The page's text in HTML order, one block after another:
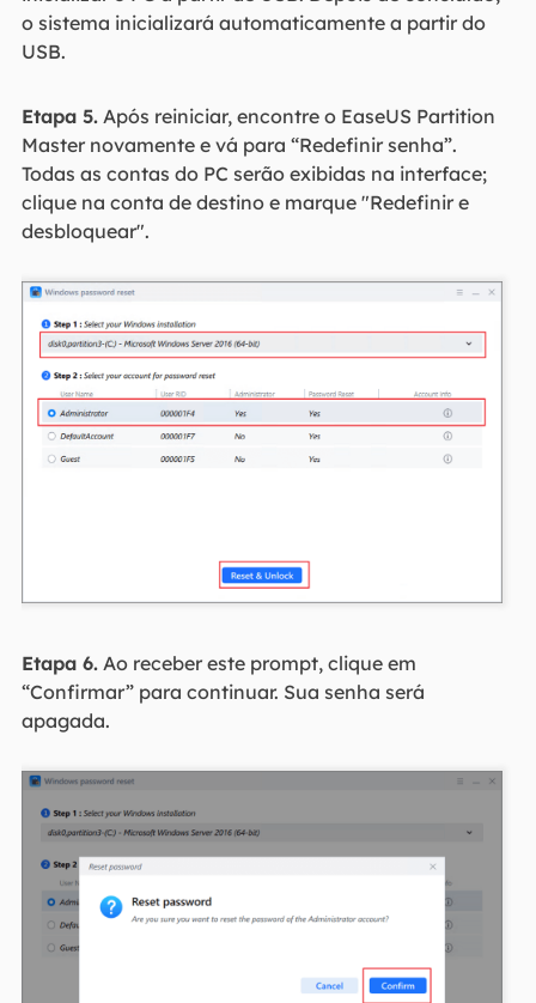
o sistema inicializará automaticamente a partir do
USB.
Etapa 5.Após reiniciar, encontre o EaseUS Partition
Master novamente e vá para “Redefinir senha”.
Todas as contas do PC serão exibidas na interface;
clique na conta de destino e marque "Redefinir e
desbloquear".
Etapa 6.Ao receber este prompt, clique em
“Confirmar” para continuar. Sua senha será
apagada.